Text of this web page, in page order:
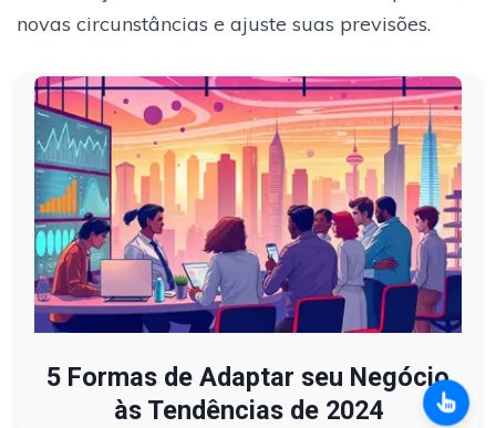
novas circunstâncias e ajuste suas previsões.
5 Formas de Adaptar seu Negócio
às Tendências de 2024